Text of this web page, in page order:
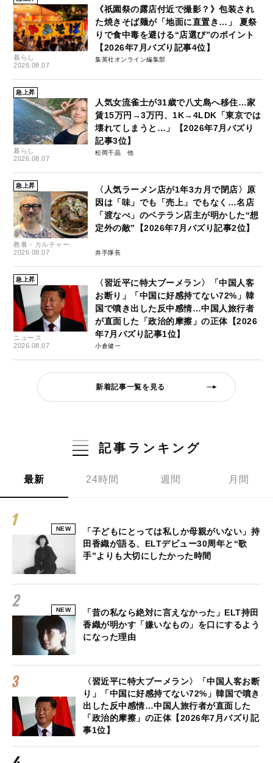
暮らし
2026.08.07
《祇園祭の露店付近で撮影？》包装され
た焼きそば麺が「地面に直置き…」 夏祭
りで食中毒を避ける“店選び”のポイント
【2026年7月バズり記事4位】
集英社オンライン編集部
急上昇
暮らし
2026.08.07
人気女流雀士が31歳で八丈島へ移住…家
賃15万円→3万円、1K→4LDK「東京では
壊れてしまうと…」【2026年7月バズり
記事3位】
松岡千晶
急上昇
教養・カルチャー
2026.08.07
〈人気ラーメン店が1年3カ月で閉店〉原
因は「味」でも「売上」でもなく…名店
「渡なべ」のベテラン店主が明かした“想
定外の敵”【2026年7月バズり記事2位】
井手隊長
急上昇
ニュース
2026.08.07
〈習近平に特大ブーメラン〉「中国人客
お断り」「中国に好感持てない72%」韓
国で噴き出した反中感情…中国人旅行者
が直面した「政治的摩擦」の正体【2026
年7月バズり記事1位】
小倉健一
新着記事一覧を見る
記事ランキング
最新 24時間 週間 月間
NEW
「子どもにとっては私しか母親がいない」持
田香織が語る、ELTデビュー30周年と“歌
手”よりも大切にしたかった時間
NEW
「昔の私なら絶対に言えなかった」ELT持田
香織が明かす「嫌いなもの」を口にするよう
になった理由
〈習近平に特大ブーメラン〉「中国人客お断
り」「中国に好感持てない72%」韓国で噴き
出した反中感情…中国人旅行者が直面した
「政治的摩擦」の正体【2026年7月バズり記
事1位】